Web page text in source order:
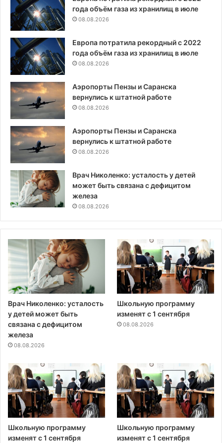
года объём газа из хранилищ в июле
08.08.2026
Европа потратила рекордный с 2022
года объём газа из хранилищ в июле
08.08.2026
Аэропорты Пензы и Саранска
вернулись к штатной работе
08.08.2026
Аэропорты Пензы и Саранска
вернулись к штатной работе
08.08.2026
Врач Николенко: усталость у детей
может быть связана с дефицитом
железа
08.08.2026
Врач Николенко: усталость
у детей может быть
связана с дефицитом
железа
08.08.2026
Школьную программу
изменят с 1 сентября
08.08.2026
Школьную программу
изменят с 1 сентября
Школьную программу
изменят с 1 сентября